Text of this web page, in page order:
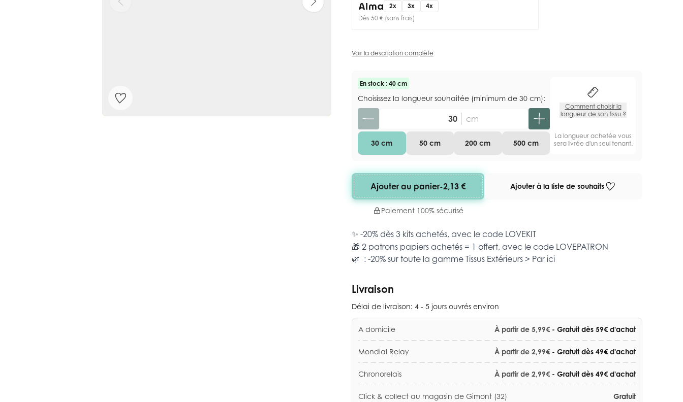
2x 3x
4x
Dès 50 € (sans frais)
Voir la description complète
En stock : 40 cm
Choisissez la longueur souhaitée (minimum de 30 cm):
cm
30 cm 50 cm 200 cm 500 cm
Comment choisir la
longueur de son tissu ?
La longueur achetée vous
sera livrée d'un seul tenant.
Ajouter au panier-2,13 €
Paiement 100% sécurisé
Ajouter à la liste de souhaits
✨ -20% dès 3 kits achetés, avec le code LOVEKIT
🎁 2 patrons papiers achetés = 1 offert, avec le code LOVEPATRON
🌿 : -20% sur toute la gamme Tissus Extérieurs > Par ici
Livraison
Délai de livraison: 4 - 5 jours ouvrés environ
A domicile À partir de 5,99€ - Gratuit dès 59€ d'achat
Mondial Relay À partir de 2,99€ - Gratuit dès 49€ d'achat
Chronorelais À partir de 2,99€ - Gratuit dès 49€ d'achat
Click & collect au magasin de Gimont (32) Gratuit